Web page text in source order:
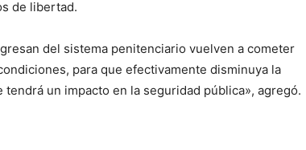
de libertad.
del sistema penitenciario vuelven a cometer
para que efectivamente disminuya la
un impacto en la seguridad pública», agregó.